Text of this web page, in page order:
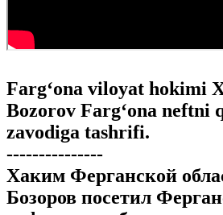
Farg‘ona viloyat hokimi
Bozorov Farg‘ona neftni
zavodiga tashrifi.
---------------
Хаким Ферганской
Бозоров посетил